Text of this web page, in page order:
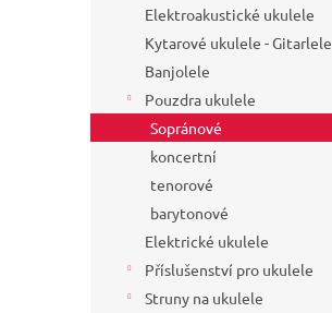
Elektroakustické ukulele
Kytarové ukulele - Gitarlele
Banjolele
Pouzdra ukulele
Sopránové
koncertní
tenorové
barytonové
Elektrické ukulele
Příslušenství pro ukulele
Struny na ukulele